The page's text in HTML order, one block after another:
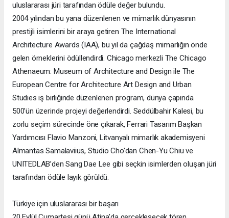
uluslararası jüri tarafından ödüle değer bulundu.
2004 yılından bu yana düzenlenen ve mimarlık dünyasının
prestijli isimlerini bir araya getiren The International
Architecture Awards (IAA), bu yıl da çağdaş mimarlığın önde
gelen örneklerini ödüllendirdi. Chicago merkezli The Chicago
Athenaeum: Museum of Architecture and Design ile The
European Centre for Architecture Art Design and Urban
Studies iş birliğinde düzenlenen program, dünya çapında
500’ün üzerinde projeyi değerlendirdi. Seddülbahir Kalesi, bu
zorlu seçim sürecinde öne çıkarak, Ferrari Tasarım Başkan
Yardımcısı Flavio Manzoni, Litvanyalı mimarlık akademisyeni
Almantas Samalaviius, Studio Cho’dan Chen-Yu Chiu ve
UNITEDLAB’den Sang Dae Lee gibi seçkin isimlerden oluşan jüri
tarafından ödüle layık görüldü.
Türkiye için uluslararası bir başarı